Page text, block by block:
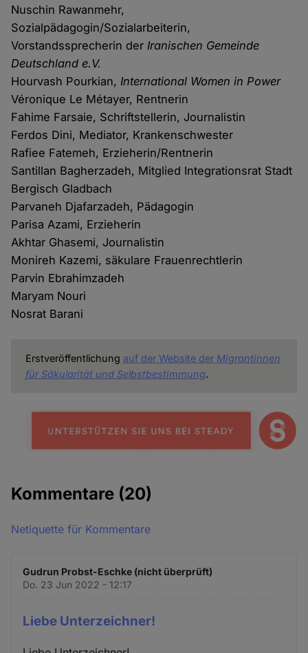
Nuschin Rawanmehr,
Sozialpädagogin/Sozialarbeiterin,
Vorstandssprecherin derIranischen Gemeinde
Deutschland e.V.
Hourvash Pourkian,International Women in Power
Véronique Le Métayer, Rentnerin
Fahime Farsaie, Schriftstellerin, Journalistin
Ferdos Dini, Mediator, Krankenschwester
Rafiee Fatemeh, Erzieherin/Rentnerin
Santillan Bagherzadeh, Mitglied Integrationsrat Stadt
Bergisch Gladbach
Parvaneh Djafarzadeh, Pädagogin
Parisa Azami, Erzieherin
Akhtar Ghasemi, Journalistin
Monireh Kazemi, säkulare Frauenrechtlerin
Parvin Ebrahimzadeh
Maryam Nouri
Nosrat Barani
Erstveröffentlichung auf der Website der Migrantinnen
für Säkularität und Selbstbestimmung.
Kommentare (20)
Netiquette für Kommentare
Gudrun Probst-Eschke (nicht überprüft)
Do. 23 Jun 2022 - 12:17
Liebe Unterzeichner!